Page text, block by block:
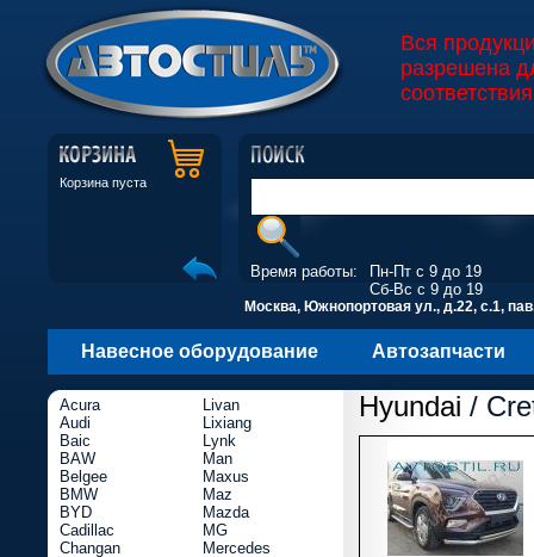
Вся
разрешена
Корзина пуста
Время работы:
Пн-Пт с 9 до 19
Сб-Вс с 9 до 19
Москва, Южнопортовая ул., д.22, с.1,
Навесное оборудование Автозапчасти
Hyundai /
Acura
Audi
Baic
BAW
Belgee
BMW
BYD
Cadillac
Changan
Livan
Lixiang
Lynk
Man
Maxus
Maz
Mazda
MG
Mercedes